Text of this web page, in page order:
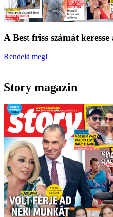
A Best friss számát
Rendeld meg!
Story magazin